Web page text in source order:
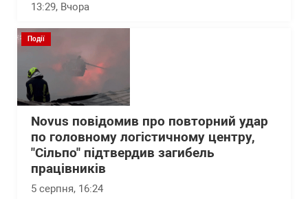
13:29, Вчора
Події
Novus повідомив про повторний удар
по головному логістичному центру,
"Сільпо" підтвердив загибель
працівників
5 серпня, 16:24